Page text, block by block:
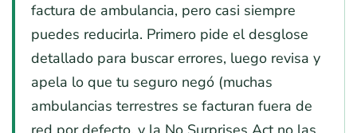
factura de ambulancia, pero casi siempre
puedes reducirla. Primero pide el desglose
detallado para buscar errores, luego revisa y
apela lo que tu seguro negó (muchas
ambulancias terrestres se facturan fuera de